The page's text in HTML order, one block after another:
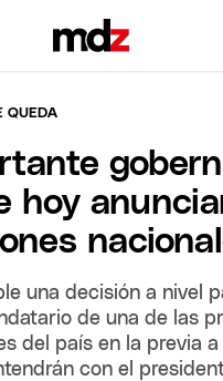
QUEDA
hoy
una decisión a nivel
de una de las
del país en la previa a
con el